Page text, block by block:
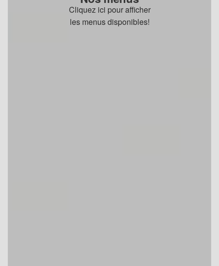
Cliquez ici pour afficher
les menus disponibles!